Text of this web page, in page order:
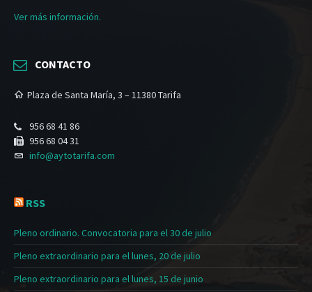
Ver más información.
CONTACTO
Plaza de Santa María, 3 – 11380 Tarifa
956 68 41 86
956 68 04 31
info@aytotarifa.com
RSS
Pleno ordinario. Convocatoria para el 30 de julio
Pleno extraordinario para el lunes, 20 de julio
Pleno extraordinario para el lunes, 15 de junio